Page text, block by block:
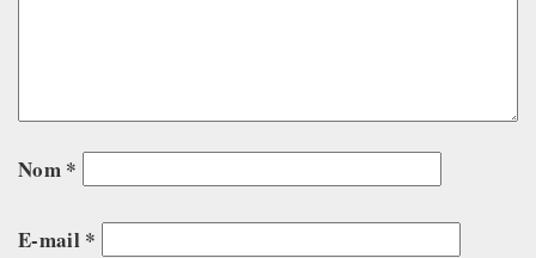
Nom *
E-mail *